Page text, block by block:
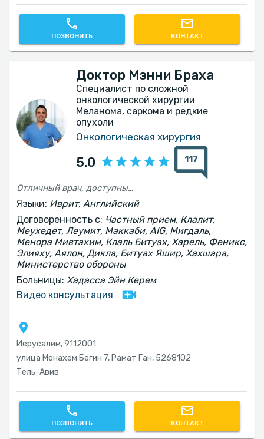
ПОЗВОНИТЬ КОНТАКТ
Доктор Мэнни Браха
Специалист по сложной
онкологической хирургии
Меланома, саркома и редкие
опухоли
Онкологическая хирургия
5.0 117
Отличный врач, доступный!!!! Человечный - поистине редкий вид
Языки: Иврит, Английский
Договоренность с: Частный прием, Клалит,
Меухедет, Леумит, Маккаби, AIG, Мигдаль,
Менора Мивтахим, Клаль Битуах, Харель, Феникс,
Элияху, Аялон, Дикла, Битуах Яшир, Хахшара,
Министерство обороны
Больницы: Хадасса Эйн Керем
Видео консультация
Иерусалим, 9112001
улица Менахем Бегин 7, Рамат Ган, 5268102
Тель-Авив‎
ПОЗВОНИТЬ КОНТАКТ